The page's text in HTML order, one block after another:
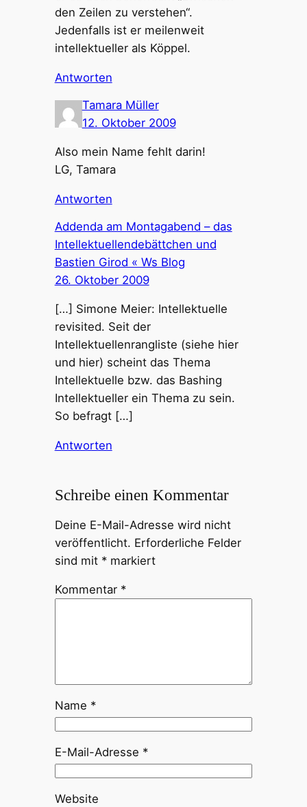
den Zeilen zu verstehen“.
Jedenfalls ist er meilenweit
intellektueller als Köppel.
Antworten
Tamara Müller
12. Oktober 2009
Also mein Name fehlt darin!
LG, Tamara
Antworten
Addenda am Montagabend – das
Intellektuellendebättchen und
Bastien Girod « Ws Blog
26. Oktober 2009
[…] Simone Meier: Intellektuelle
revisited. Seit der
Intellektuellenrangliste (siehe hier
und hier) scheint das Thema
Intellektuelle bzw. das Bashing
Intellektueller ein Thema zu sein.
So befragt […]
Antworten
Schreibe einen Kommentar
Deine E-Mail-Adresse wird nicht
veröffentlicht. Erforderliche Felder
sind mit *markiert
Kommentar *
Name *
E-Mail-Adresse *
Website